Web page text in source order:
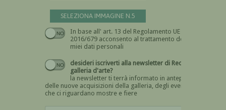
SELEZIONA IMMAGINE N.5
In base all' art. 13 del Regolamento UE n.
2016/679 acconsento al trattamento dei
miei dati personali
Devi dare il consenso
desideri iscriverti alla newsletter di Recta
galleria d'arte?
la newsletter ti terrà informato in anteprima
delle nuove acquisizioni della galleria, degli eventi
che ci riguardano mostre e fiere